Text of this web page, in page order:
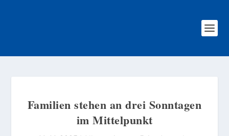
Familien stehen an drei Sonntagen
im Mittelpunkt